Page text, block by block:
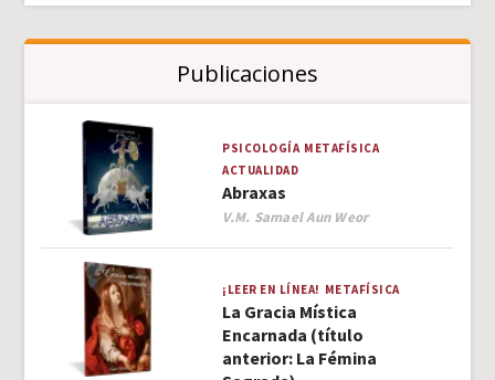
Publicaciones
PSICOLOGÍA METAFÍSICA
ACTUALIDAD
Abraxas
Author
V.M. Samael Aun Weor
¡LEER EN LÍNEA! METAFÍSICA
La Gracia Mística
Encarnada (título
anterior: La Fémina